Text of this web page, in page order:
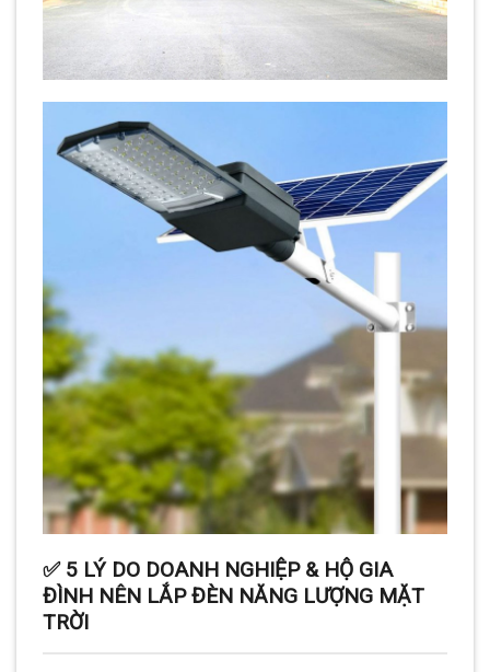
✅ 5 LÝ DO DOANH NGHIỆP & HỘ GIA
ĐÌNH NÊN LẮP ĐÈN NĂNG LƯỢNG MẶT
TRỜI